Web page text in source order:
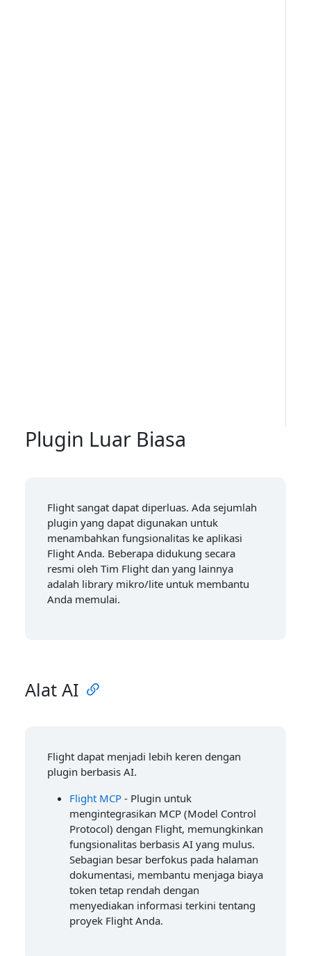
Plugin Luar Biasa
Flight sangat dapat diperluas. Ada sejumlah
plugin yang dapat digunakan untuk
menambahkan fungsionalitas ke aplikasi
Flight Anda. Beberapa didukung secara
resmi oleh Tim Flight dan yang lainnya
adalah library mikro/lite untuk membantu
Anda memulai.
Alat AI
Flight dapat menjadi lebih keren dengan
plugin berbasis AI.
Flight MCP - Plugin untuk
mengintegrasikan MCP (Model Control
Protocol) dengan Flight, memungkinkan
fungsionalitas berbasis AI yang mulus.
Sebagian besar berfokus pada halaman
dokumentasi, membantu menjaga biaya
token tetap rendah dengan
menyediakan informasi terkini tentang
proyek Flight Anda.